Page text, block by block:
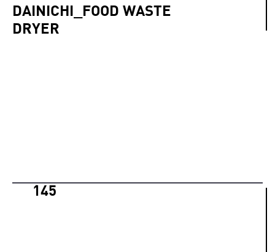
DAINICHI_FOOD WASTE
DRYER
145